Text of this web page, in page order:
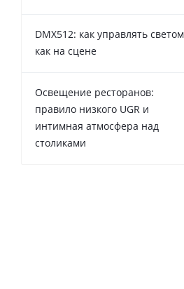
DMX512: как управлять светом
как на сцене
Освещение ресторанов:
правило низкого UGR и
интимная атмосфера над
столиками